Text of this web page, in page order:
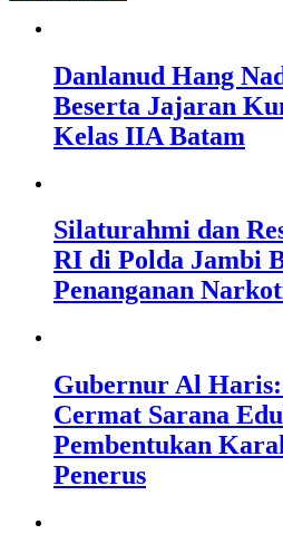
Danlanud Hang
Beserta Jajaran
Kelas IIA Batam
Silaturahmi dan
RI di Polda Jambi
Penanganan
Gubernur Al
Cermat Sarana
Pembentukan
Penerus